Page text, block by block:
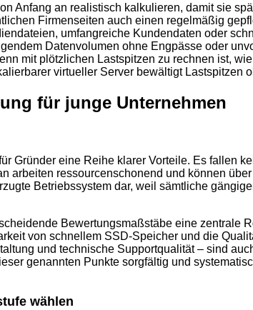
Anfang an realistisch kalkulieren, damit sie
Firmenseiten auch einen regelmäßig
umfangreiche Kundendaten oder
Datenvolumen ohne Engpässe oder
mit plötzlichen Lastspitzen zu rechnen ist,
virtueller Server bewältigt Lastspitzen
für junge Unternehmen
Gründer eine Reihe klarer Vorteile. Es fallen
arbeiten ressourcenschonend und können
Betriebssystem dar, weil sämtliche
Bewertungsmaßstäbe eine zentrale
von schnellem SSD-Speicher und die
und technische Supportqualität – sind
genannten Punkte sorgfältig und
wählen